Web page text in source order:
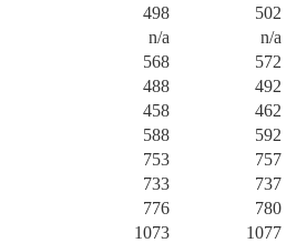
498
502
n/a
n/a
568
572
488
492
458
462
588
592
753
757
733
737
776
780
1073 1077